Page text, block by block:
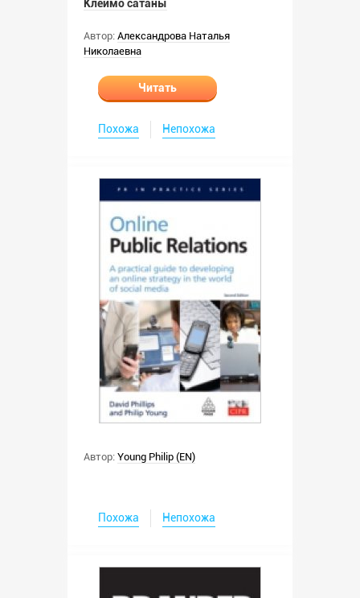
Клеймо сатаны
Автор: Александрова Наталья
Николаевна
Читать
Похожа Непохожа
Автор: Young Philip (EN)
Похожа Непохожа